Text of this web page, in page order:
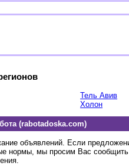
Тель Авив
Холон
(rabotadoska.com)
объявлений. Если
нормы, мы просим Вас